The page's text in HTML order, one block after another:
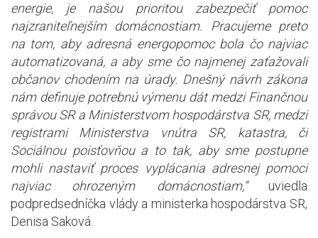
energie, je našou prioritou zabezpečiť pomoc
najzraniteľnejším domácnostiam. Pracujeme preto
na tom, aby adresná energopomoc bola čo najviac
automatizovaná, a aby sme čo najmenej zaťažovali
občanov chodením na úrady. Dnešný návrh zákona
nám definuje potrebnú výmenu dát medzi Finančnou
správou SR a Ministerstvom hospodárstva SR, medzi
registrami Ministerstva vnútra SR, katastra, či
Sociálnou poisťovňou a to tak, aby sme postupne
mohli nastaviť proces vyplácania adresnej pomoci
najviac ohrozeným domácnostiam,“uviedla
podpredsedníčka vlády a ministerka hospodárstva SR,
Denisa Saková.